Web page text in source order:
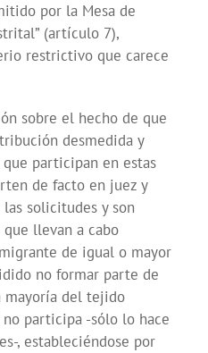
por la Mesa de
(artículo 7),
restrictivo que carece
sobre el hecho de que
desmedida y
participan en estas
de facto en juez y
solicitudes y son
llevan a cabo
de igual o mayor
no formar parte de
mayoría del tejido
participa -sólo lo hace
, estableciéndose por